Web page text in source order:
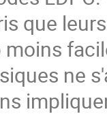
que
ne